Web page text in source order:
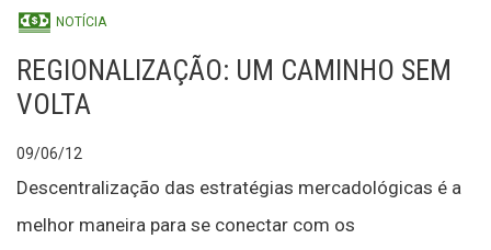
NOTÍCIA
REGIONALIZAÇÃO: UM CAMINHO SEM
VOLTA
09/06/12
Descentralização das estratégias mercadológicas é a
melhor maneira para se conectar com os